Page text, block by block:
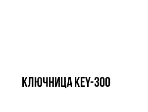
Ключница KEY-300